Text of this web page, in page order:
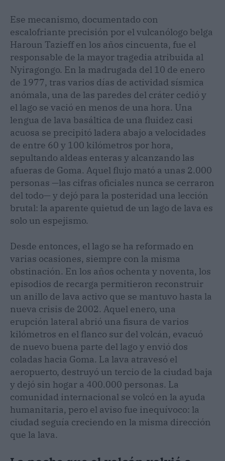
Ese mecanismo, documentado con
escalofriante precisión por el vulcanólogo belga
Haroun Tazieff en los años cincuenta, fue el
responsable de la mayor tragedia atribuida al
Nyiragongo. En la madrugada del 10 de enero
de 1977, tras varios días de actividad sísmica
anómala, una de las paredes del cráter cedió y
el lago se vació en menos de una hora. Una
lengua de lava basáltica de una fluidez casi
acuosa se precipitó ladera abajo a velocidades
de entre 60 y 100 kilómetros por hora,
sepultando aldeas enteras y alcanzando las
afueras de Goma. Aquel flujo mató a unas 2.000
personas —las cifras oficiales nunca se cerraron
del todo— y dejó para la posteridad una lección
brutal: la aparente quietud de un lago de lava es
solo un espejismo.
Desde entonces, el lago se ha reformado en
varias ocasiones, siempre con la misma
obstinación. En los años ochenta y noventa, los
episodios de recarga permitieron reconstruir
un anillo de lava activo que se mantuvo hasta la
nueva crisis de 2002. Aquel enero, una
erupción lateral abrió una fisura de varios
kilómetros en el flanco sur del volcán, evacuó
de nuevo buena parte del lago y envió dos
coladas hacia Goma. La lava atravesó el
aeropuerto, destruyó un tercio de la ciudad baja
y dejó sin hogar a 400.000 personas. La
comunidad internacional se volcó en la ayuda
humanitaria, pero el aviso fue inequívoco: la
ciudad seguía creciendo en la misma dirección
que la lava.